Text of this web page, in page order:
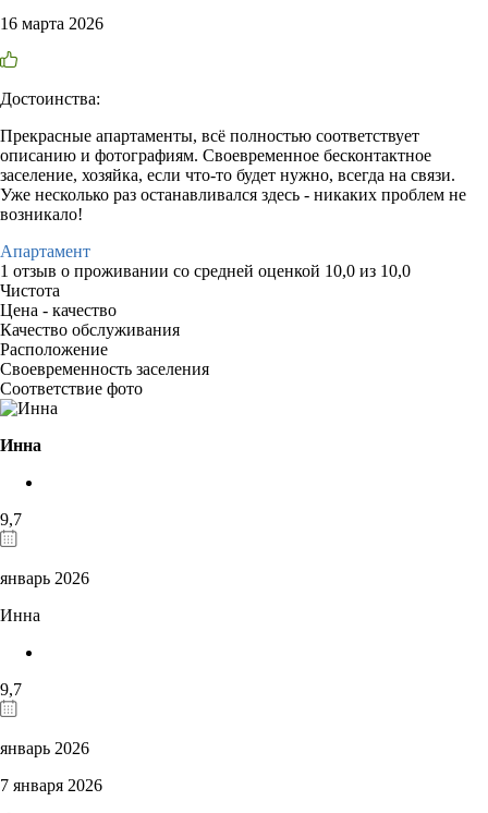
16 марта 2026
Достоинства:
Прекрасные апартаменты, всë полностью соответствует
описанию и фотографиям. Своевременное бесконтактное
заселение, хозяйка, если что-то будет нужно, всегда на связи.
Уже несколько раз останавливался здесь - никаких проблем не
возникало!
Апартамент
1 отзыв о проживании со средней оценкой 10,0 из 10,0
Чистота
Цена - качество
Качество обслуживания
Расположение
Своевременность заселения
Соответствие фото
Инна
9,7
январь 2026
Инна
9,7
январь 2026
7 января 2026